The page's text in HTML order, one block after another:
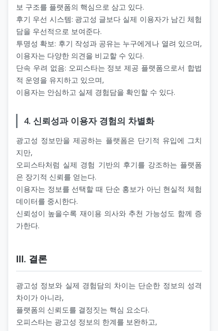
보 구조를 플랫폼의 핵심으로 삼고 있다.
후기 우선 시스템: 광고성 글보다 실제 이용자가 남긴 체험
담을 우선적으로 보여준다.
투명성 확보: 후기 작성과 공유는 누구에게나 열려 있으며,
이용자는 다양한 의견을 비교할 수 있다.
단속 우려 없음: 오피스타는 정보 제공 플랫폼으로서 합법
적 운영을 유지하고 있으며,
이용자는 안심하고 실제 경험담을 확인할 수 있다.
4. 신뢰성과 이용자 경험의 차별화
광고성 정보만을 제공하는 플랫폼은 단기적 유입에 그치
지만,
오피스타처럼 실제 경험 기반의 후기를 강조하는 플랫폼
은 장기적 신뢰를 얻는다.
이용자는 정보를 선택할 때 단순 홍보가 아닌 현실적 체험
데이터를 중시한다.
신뢰성이 높을수록 재이용 의사와 추천 가능성도 함께 증
가한다.
Ⅲ. 결론
광고성 정보와 실제 경험담의 차이는 단순한 정보의 성격
차이가 아니라,
플랫폼의 신뢰도를 결정짓는 핵심 요소다.
오피스타는 광고성 정보의 한계를 보완하고,